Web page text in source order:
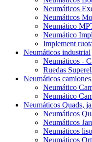
Neumáticos
Neumáticos
Neumático
Neumático
Implement
Neumáticos industrial
Neumáticos -
Ruedas
Neumáticos
Neumático
Neumático
Neumáticos Quads,
Neumáticos
Neumáticos
Neumáticos liso
Neumáticos